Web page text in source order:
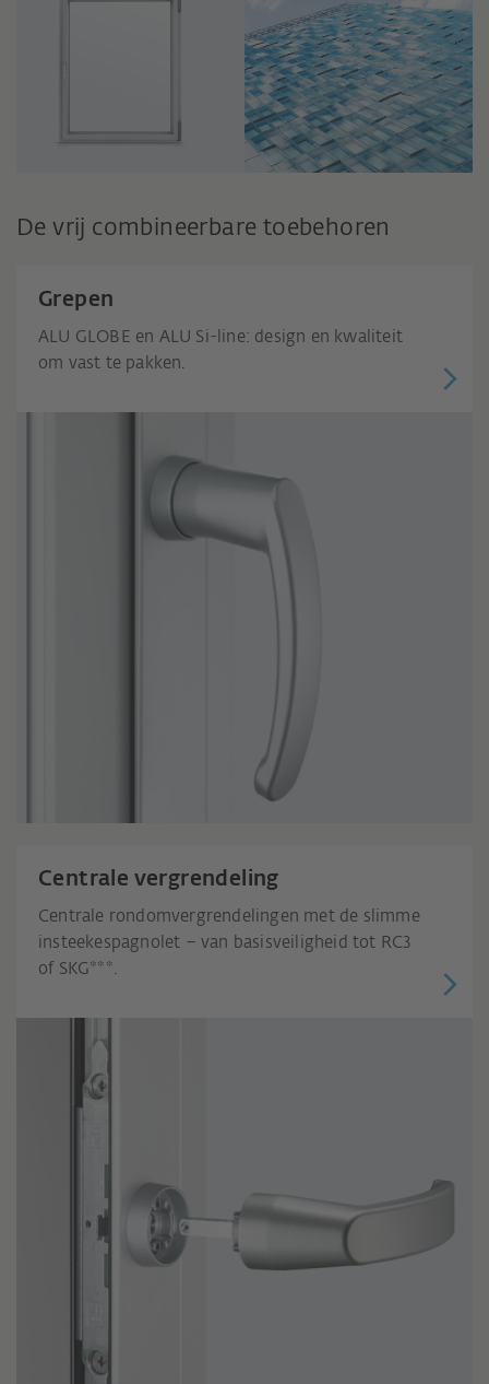
De vrij combineerbare toebehoren
Grepen
ALU GLOBE en ALU Si-line: design en kwaliteit
om vast te pakken.
Centrale vergrendeling
Centrale rondomvergrendelingen met de slimme
insteekespagnolet – van basisveiligheid tot RC3
of SKG***.